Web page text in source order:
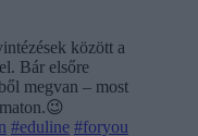
között a
Bár elsőre
megvan – most
#eduline #foryou